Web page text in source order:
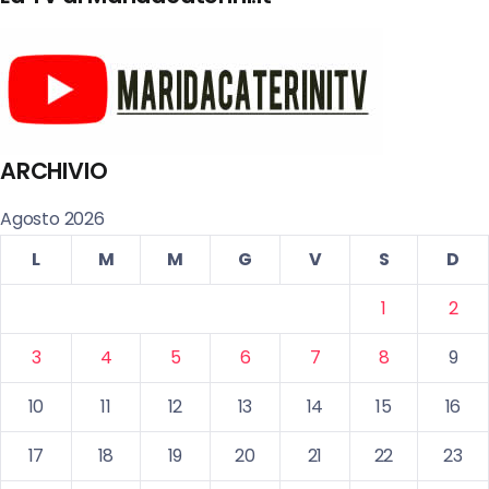
ARCHIVIO
Agosto 2026
L
M M G V S
D
1
2
3
4 5 6 7 8
9
10
11 12 13 14 15
16
17
18 19 20 21 22 23